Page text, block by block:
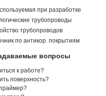
при разработке
трубопроводы
трубопроводов
по антикор. покрытиям
вопросы
к работе?
поверхность?